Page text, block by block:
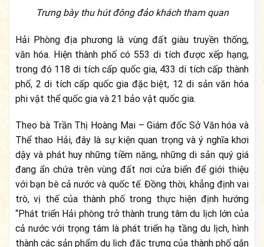
Trưng bày thu hút đông đảo khách tham quan
Hải Phòng địa phương là vùng đất giàu truyền thống,
văn hóa. Hiện thành phố có 553 di tích được xếp hạng,
trong đó 118 di tích cấp quốc gia, 433 di tích cấp thành
phố, 2 di tích cấp quốc gia đặc biệt, 12 di sản văn hóa
phi vật thể quốc gia và 21 bảo vật quốc gia.
Theo bà Trần Thị Hoàng Mai – Giám đốc Sở Văn hóa và
Thể thao Hải, đây là sự kiện quan trọng và ý nghĩa khơi
dậy và phát huy những tiềm năng, những di sản quý giá
đang ẩn chứa trên vùng đất nơi cửa biển để giới thiệu
với bạn bè cả nước và quốc tế. Đồng thời, khẳng định vai
trò, vị thế của thành phố trong thực hiện định hướng
“Phát triển Hải phòng trở thành trung tâm du lịch lớn của
cả nước với trọng tâm là phát triển hạ tầng du lịch, hình
thành các sản phẩm du lịch đặc trưng của thành phố gắn